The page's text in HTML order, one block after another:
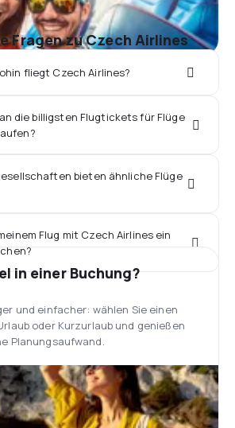
Fragen zu Czech Airlines
fliegt Czech Airlines?
die billigsten Flugtickets für Flüge
bieten ähnliche Flüge
Flug mit Czech Airlines ein
in einer Buchung?
und einfacher: wählen Sie einen
oder Kurzurlaub und genießen
Planungsaufwand.